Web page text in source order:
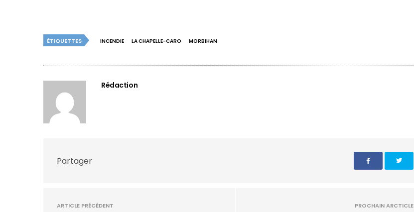
ÉTIQUETTES INCENDIE LA CHAPELLE-CARO MORBIHAN
Rédaction
Partager
ARTICLE PRÉCÉDENT PROCHAIN ARCTICLE